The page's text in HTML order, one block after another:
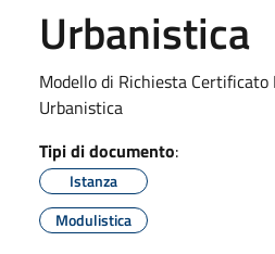
Urbanistica
Modello di Richiesta Certificato
Urbanistica
Tipi di documento:
Istanza
Modulistica